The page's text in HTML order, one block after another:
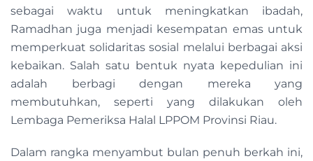
sebagai waktu untuk meningkatkan ibadah,
Ramadhan juga menjadi kesempatan emas untuk
memperkuat solidaritas sosial melalui berbagai aksi
kebaikan. Salah satu bentuk nyata kepedulian ini
adalah berbagi dengan mereka yang
membutuhkan, seperti yang dilakukan oleh
Lembaga Pemeriksa Halal LPPOM Provinsi Riau.
Dalam rangka menyambut bulan penuh berkah ini,